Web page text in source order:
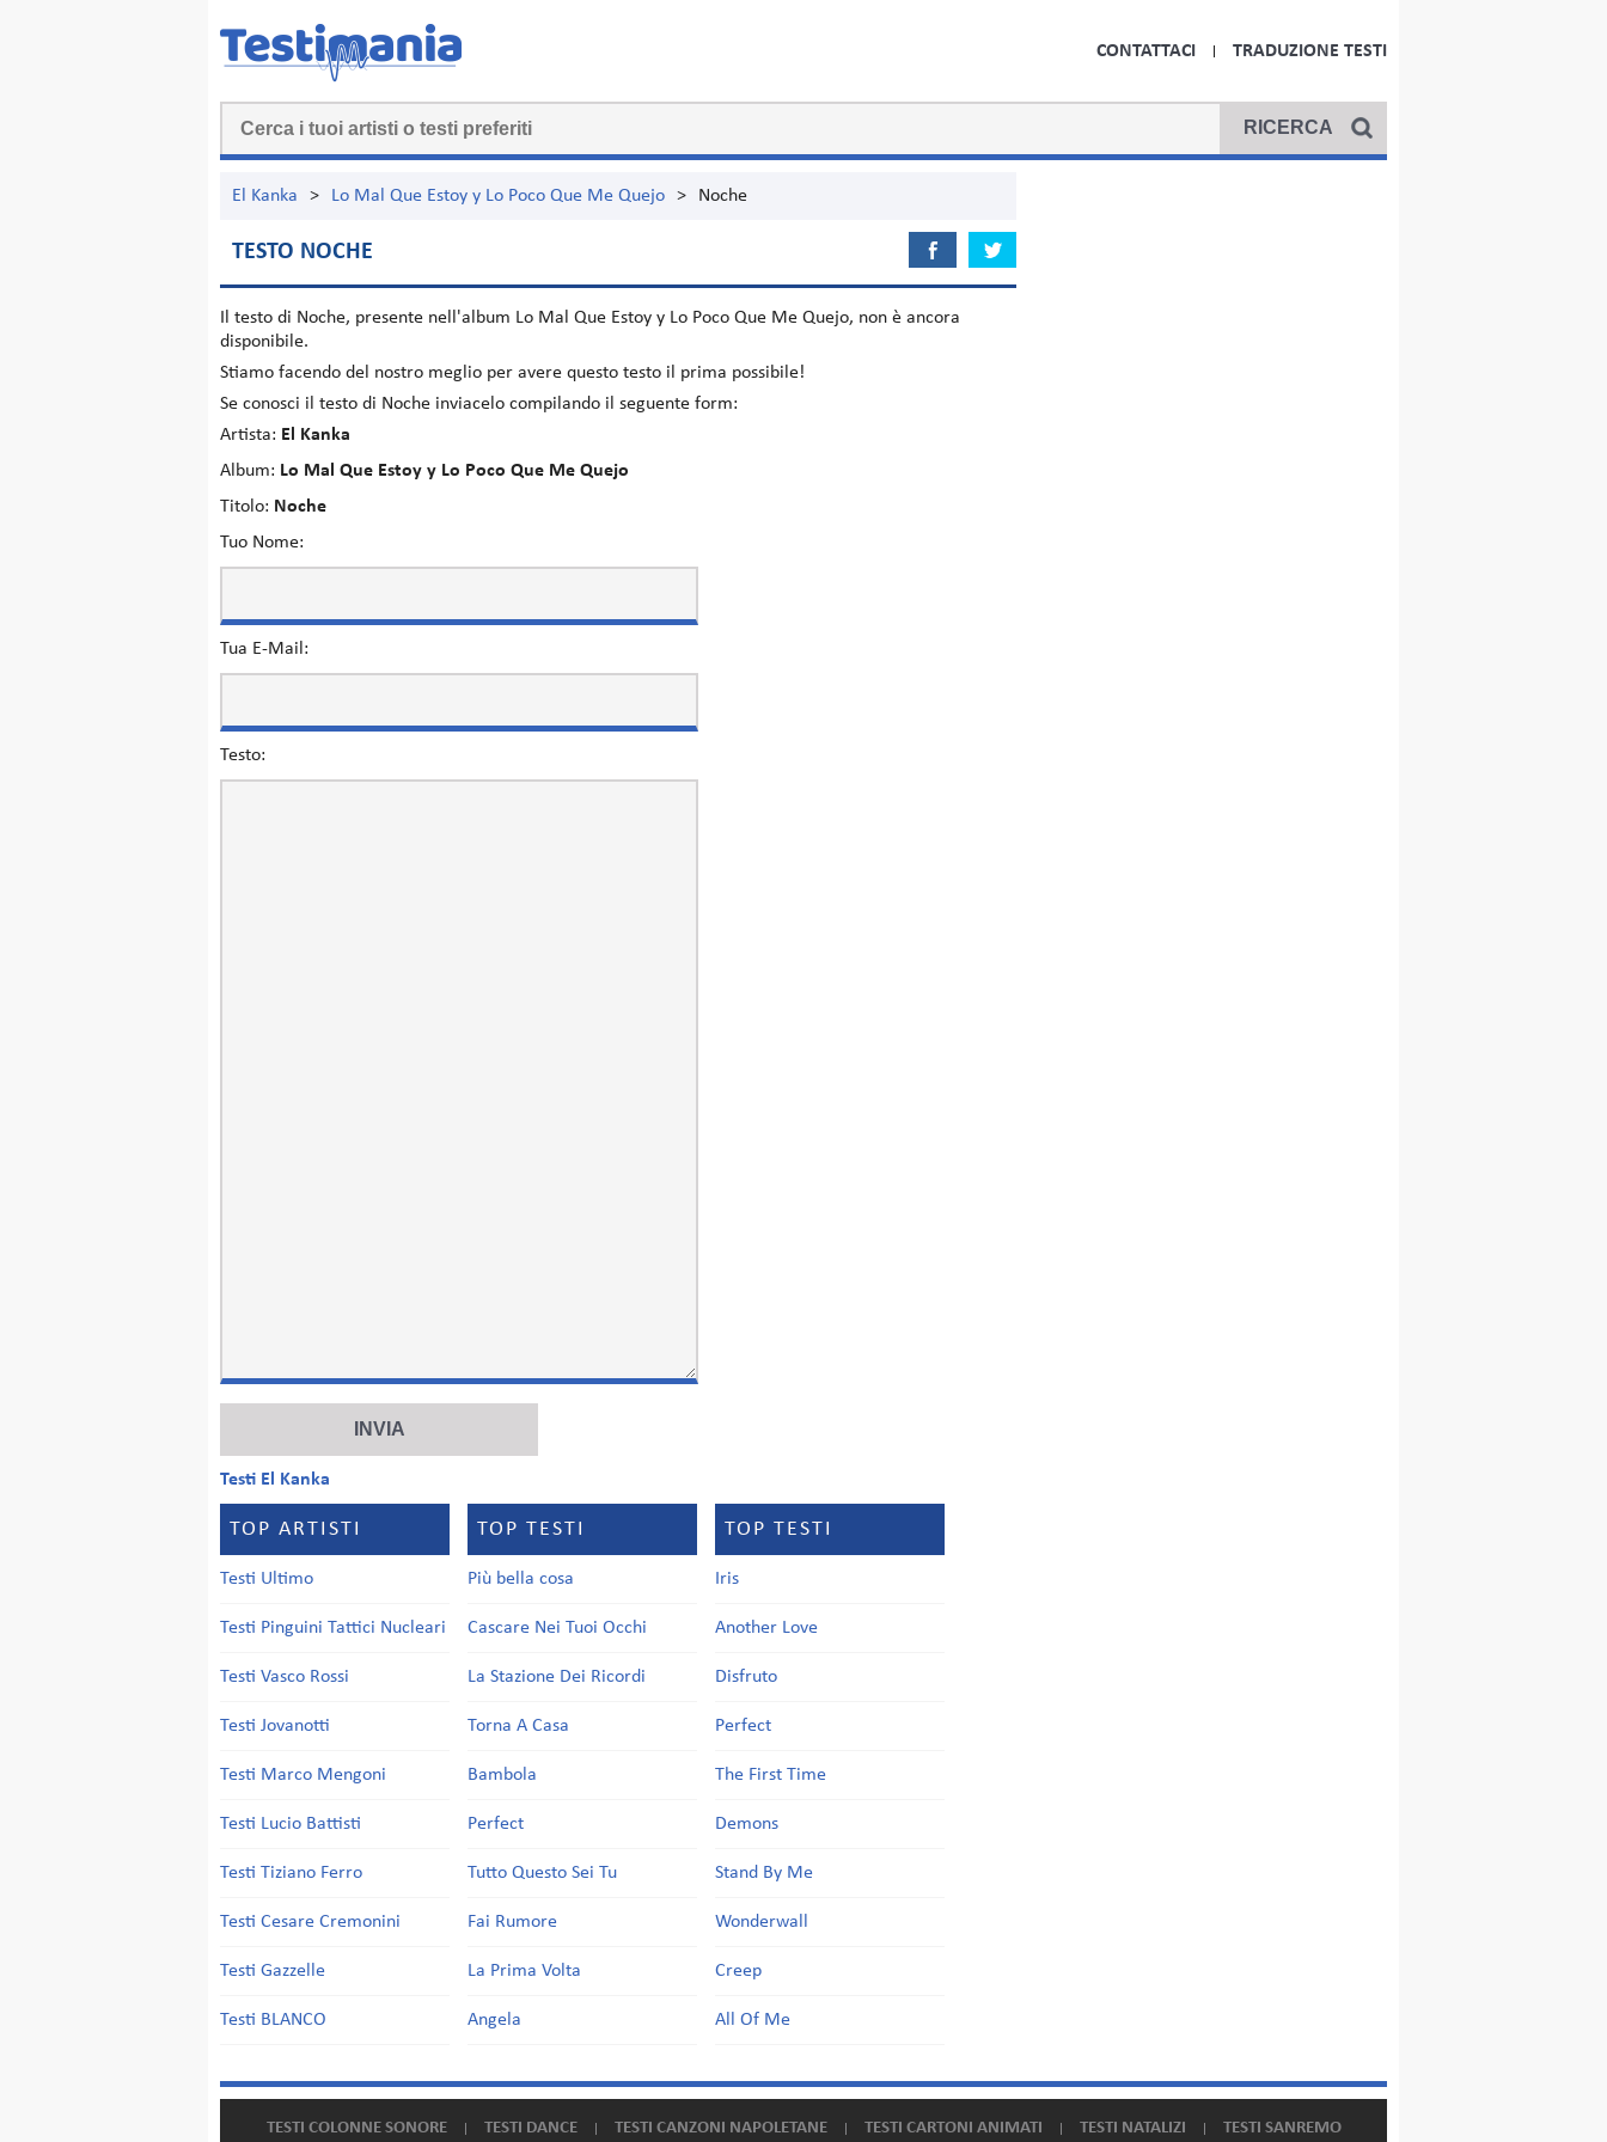
CONTATTACI TRADUZIONE TESTI
El Kanka > Lo Mal Que Estoy y Lo Poco Que Me Quejo > Noche
TESTO NOCHE
Il testo di Noche, presente nell'album Lo Mal Que Estoy y Lo Poco Que Me Quejo, non è ancora
disponibile.
Stiamo facendo del nostro meglio per avere questo testo il prima possibile!
Se conosci il testo di Noche inviacelo compilando il seguente form:
Artista: El Kanka
Album: Lo Mal Que Estoy y Lo Poco Que Me Quejo
Titolo: Noche
Tuo Nome:
Tua E-Mail:
Testo:
Testi El Kanka
TOP ARTISTI
Testi Ultimo
Testi Pinguini Tattici Nucleari
Testi Vasco Rossi
Testi Jovanotti
Testi Marco Mengoni
Testi Lucio Battisti
Testi Tiziano Ferro
Testi Cesare Cremonini
Testi Gazzelle
Testi BLANCO
TOP TESTI
Più bella cosa
Cascare Nei Tuoi Occhi
La Stazione Dei Ricordi
Torna A Casa
Bambola
Perfect
Tutto Questo Sei Tu
Fai Rumore
La Prima Volta
Angela
TOP TESTI
Iris
Another Love
Disfruto
Perfect
The First Time
Demons
Stand By Me
Wonderwall
Creep
All Of Me
TESTI COLONNE SONORE TESTI DANCE TESTI CANZONI NAPOLETANE TESTI CARTONI ANIMATI TESTI NATALIZI TESTI SANREMO